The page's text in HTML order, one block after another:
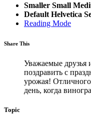
Smaller Small
Default Helvetica
Reading Mode
Share This
Уважаемые друзья
поздравить с
урожая!
день, когда
Topic